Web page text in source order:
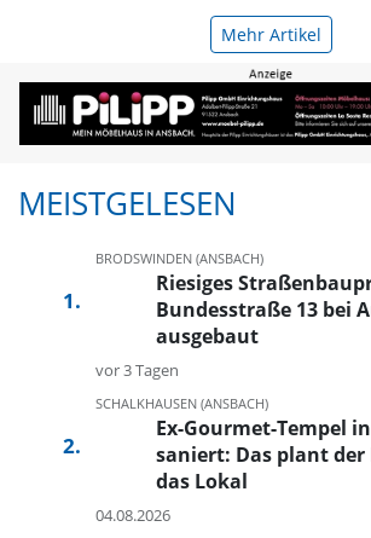
Mehr Artikel
MEISTGELESEN
BRODSWINDEN (ANSBACH)
Riesiges
Bundesstraße 13 bei
ausgebaut
vor 3 Tagen
SCHALKHAUSEN (ANSBACH)
Ex-Gourmet-Tempel
saniert: Das plant
das Lokal
04.08.2026